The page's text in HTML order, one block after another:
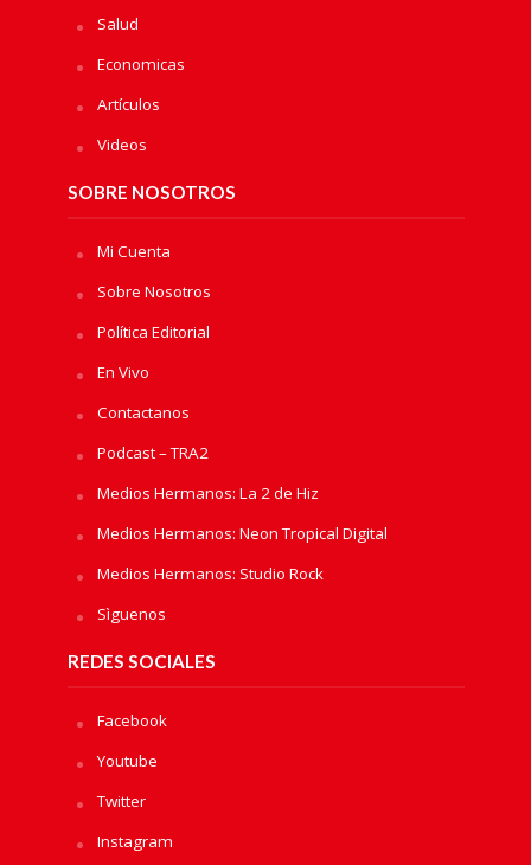
Salud
Economicas
Artículos
Videos
SOBRE NOSOTROS
Mi Cuenta
Sobre Nosotros
Política Editorial
En Vivo
Contactanos
Podcast – TRA2
Medios Hermanos: La 2 de Hiz
Medios Hermanos: Neon Tropical Digital
Medios Hermanos: Studio Rock
Sìguenos
REDES SOCIALES
Facebook
Youtube
Twitter
Instagram